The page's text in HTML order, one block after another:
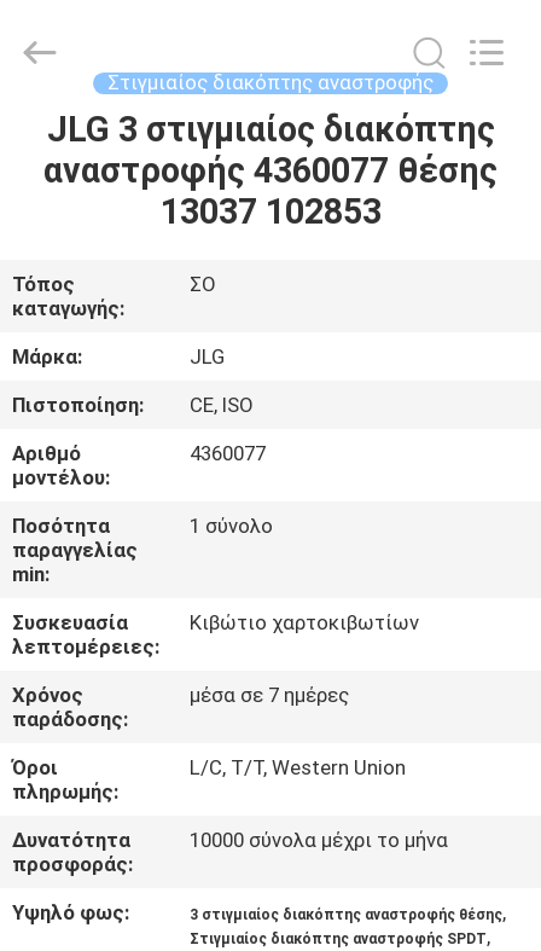
ΣΠΊΤΙ
ΠΡΟΪΌΝΤΑ
ΒΊΝΤΕΟ
ΠΕΡΊΠΟΥ
ΕΜΕΊΣ
ΓΎΡΟΣ
ΕΡΓΟΣΤΑΣΊΩΝ
ΈΛΕΓΧΟΣ
ΜΑΣ
ΕΛΆΤΕ
ΣΕ
ΕΠΑΦΉ
ΜΕ
Rights
Στιγμιαίος διακόπτης αναστροφής
JLG 3 στιγμιαίος διακόπτης
αναστροφής 4360077 θέσης
13037 102853
Τόπος
καταγωγής:
ΣΟ
Μάρκα:
JLG
Πιστοποίηση:
CE, ISO
Αριθμό
μοντέλου:
4360077
Ποσότητα
παραγγελίας
min:
1 σύνολο
Συσκευασία
λεπτομέρειες:
Κιβώτιο χαρτοκιβωτίων
Χρόνος
παράδοσης:
μέσα σε 7 ημέρες
Όροι
πληρωμής:
L/C, T/T, Western Union
Δυνατότητα
προσφοράς:
10000 σύνολα μέχρι το μήνα
Υψηλό φως: 3 στιγμιαίος διακόπτης αναστροφής θέσης,
Στιγμιαίος διακόπτης αναστροφής SPDT,